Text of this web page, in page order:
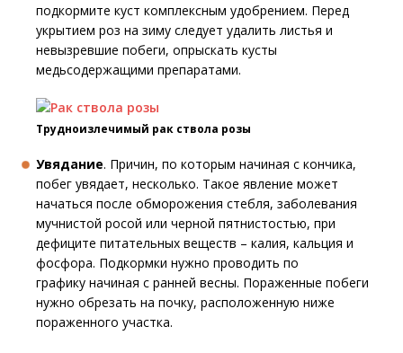
подкормите куст комплексным удобрением. Перед
укрытием роз на зиму следует удалить листья и
невызревшие побеги, опрыскать кусты
медьсодержащими препаратами.
Трудноизлечимый рак ствола розы
Увядание. Причин, по которым начиная с кончика,
побег увядает, несколько. Такое явление может
начаться после обморожения стебля, заболевания
мучнистой росой или черной пятнистостью, при
дефиците питательных веществ – калия, кальция и
фосфора. Подкормки нужно проводить по
графику начиная с ранней весны. Пораженные побеги
нужно обрезать на почку, расположенную ниже
пораженного участка.